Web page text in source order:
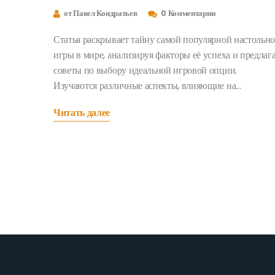
от Павел Кондратьев 0 Комментарии
Статья раскрывает тайну самой популярной
игры в мире, анализируя факторы её успеха и
советы по выбору идеальной игровой опции.
Изучаются различные аспекты, влияющие на
игроками, сложность правил и время проведения.
Читать далее